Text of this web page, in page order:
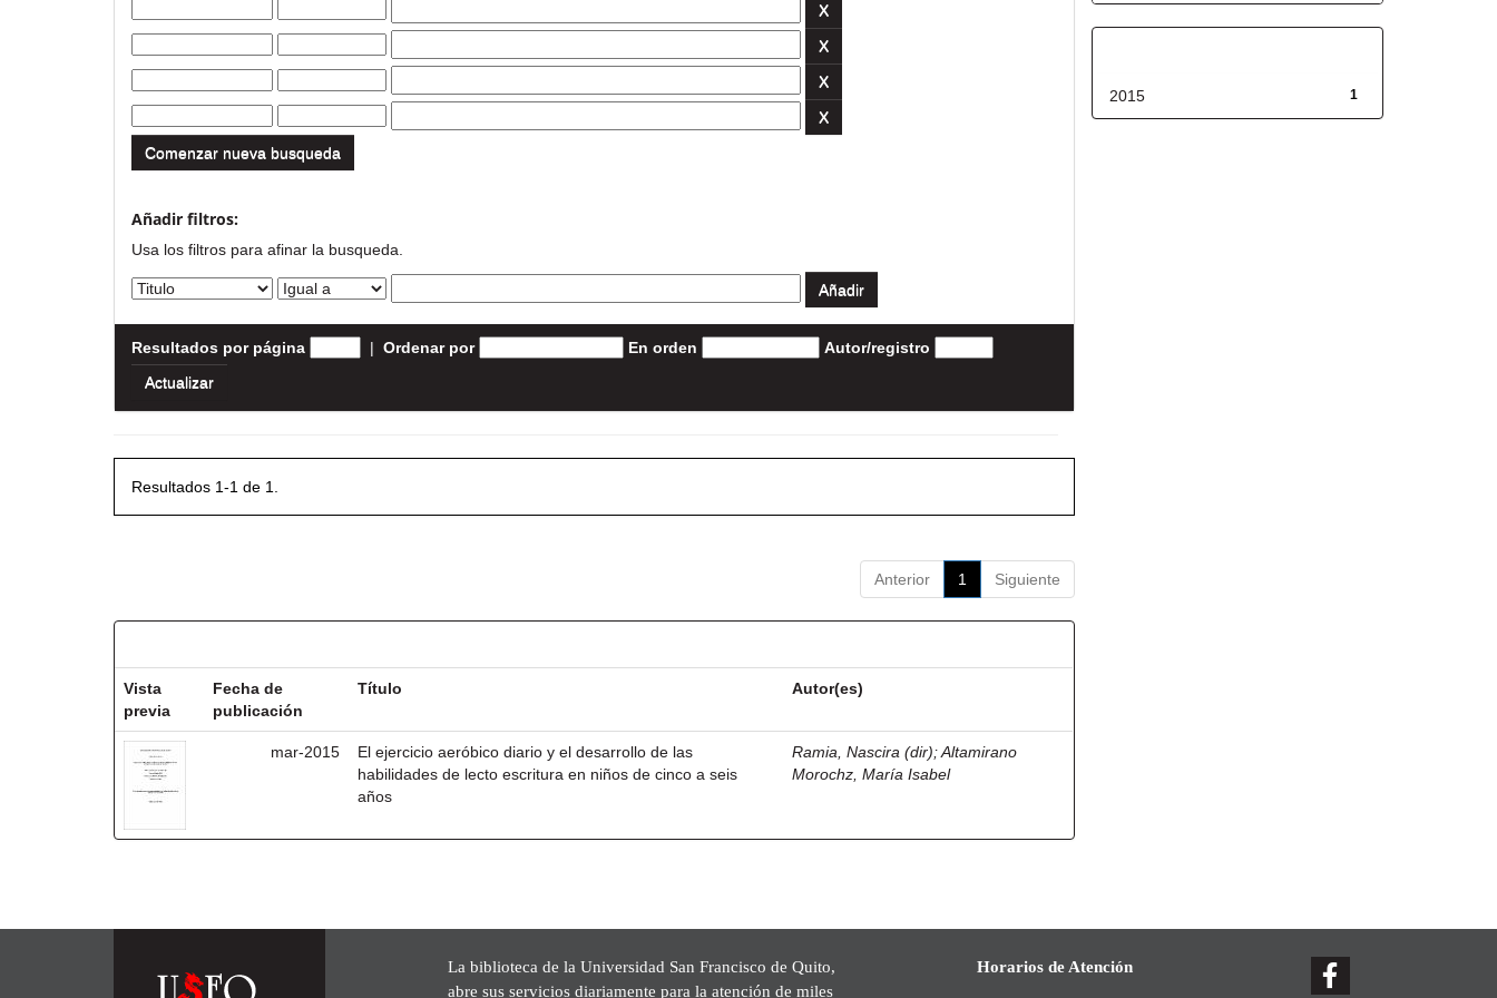
Comenzar nueva busqueda
Añadir filtros:
Usa los filtros para afinar la busqueda.
Resultados por página | Ordenar por En orden Autor/registro
Resultados 1-1 de 1.
Anterior 1 Siguiente
Vista
previa
Fecha de
publicación
Título Autor(es)
mar-2015
El ejercicio aeróbico diario y el desarrollo de las
habilidades de lecto escritura en niños de cinco a seis
años
Ramia, Nascira (dir);Altamirano
Morochz, María Isabel
1
2015
La biblioteca de la Universidad San Francisco de Quito,
abre sus servicios diariamente para la atención de miles
Horarios de Atención